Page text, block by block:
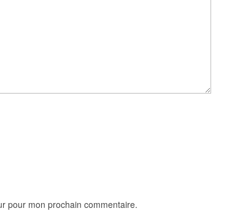
pour mon prochain commentaire.